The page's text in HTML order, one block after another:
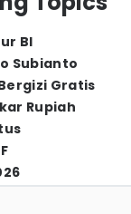
BI
Subianto
Gratis
Rupiah